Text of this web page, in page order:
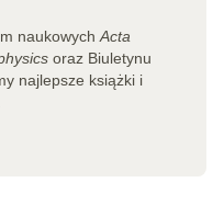
naukowychActa
oraz Biuletynu
najlepsze książki i